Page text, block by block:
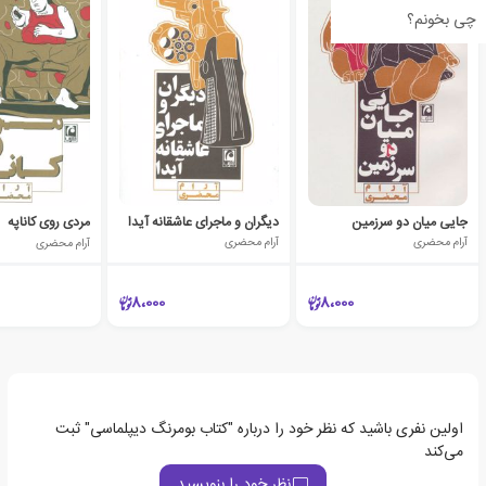
چی بخونم؟
جایی میان دو سرزمین
آرام محضری
8،000
دیگران و ماجرای عاشقانه آیدا
آرام محضری
8،000
مردی روی کاناپه
آرام محضری
اولین نفری باشید که نظر خود را درباره "کتاب بومرنگ دیپلماسی" ثبت
می‌کند